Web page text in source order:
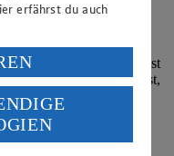
ist, kannst du dir
lassen. Mit
du für frisches,
verlassen, denn du machst
was du dafür brauchst,
sorgt für die
gibt ein wenig
dafür aus normalem
deines
erfährst du auch
Daten in den
du im Sinne
ein, dass deine
Der EuGH sieht